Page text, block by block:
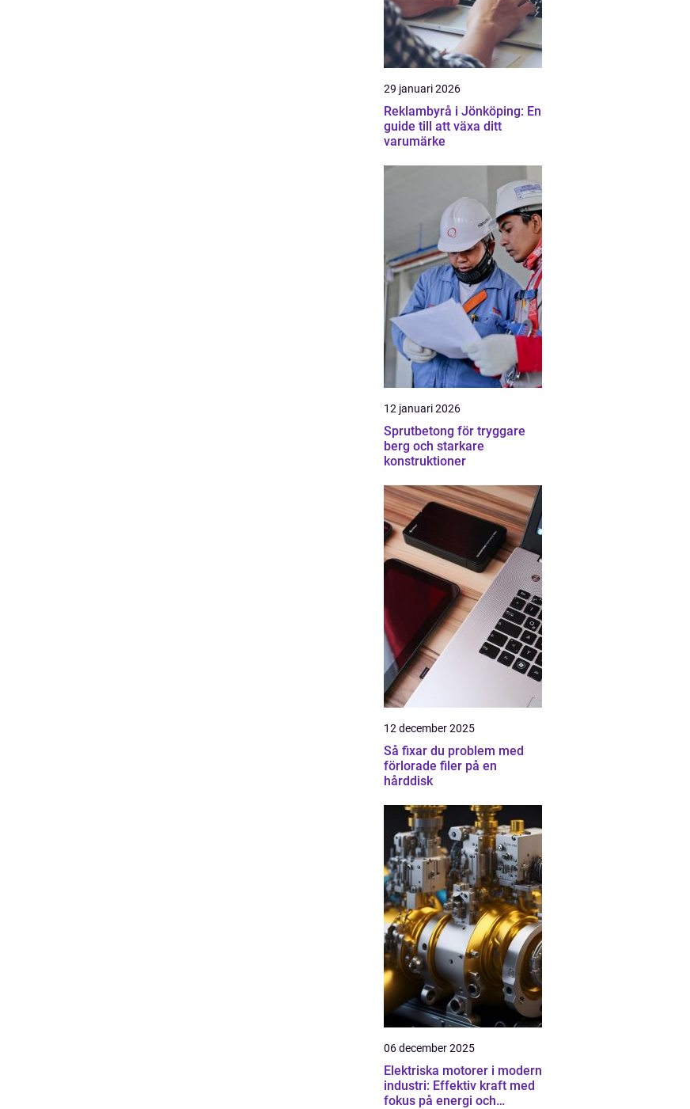
29 januari 2026
Reklambyrå i Jönköping: En
guide till att växa ditt
varumärke
12 januari 2026
Sprutbetong för tryggare
berg och starkare
konstruktioner
12 december 2025
Så fixar du problem med
förlorade filer på en
hårddisk
06 december 2025
Elektriska motorer i modern
industri: Effektiv kraft med
fokus på energi och